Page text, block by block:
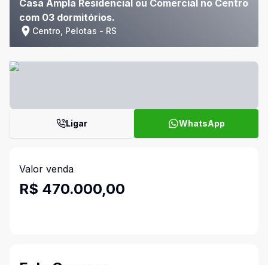
Casa Ampla Residencial ou Comercial no Centro
com 03 dormitórios.
Centro, Pelotas - RS
Ligar WhatsApp
Valor venda
R$ 470.000,00